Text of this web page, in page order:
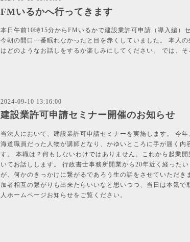
FMいるかへ行ってきます
本日午前10時15分からFMいるかで建設業許可申請（導入編）
今朝の開口一番眠れなかったと目を赤くしていました。 本人
はどのようなお話しをするか楽しみにしてください。 では、そ
2024-09-10 13:16:00
建設業許可申請セミナー開催のお知らせ
当法人において、建設業許可申請セミナーを実施します。 今
海道職員だった人物が講師となり、かゆいところに手が届く内
す。 本職は？何もしないわけではありません。これから起業
いてお話しします。 行政書士事務所開業から20年近く経った
が、何かのきっかけに繋がるであろう生の話をさせていただ
加者相互の繋がりも出来たらいいなと思いつつ、当日は本気
人ホームページお知らせをご覧ください。